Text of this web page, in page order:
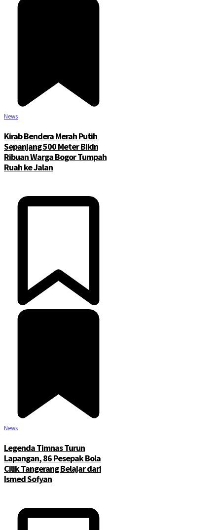
News
Kirab Bendera Merah Putih
Sepanjang 500 Meter Bikin
Ribuan Warga Bogor Tumpah
Ruah ke Jalan
News
Legenda Timnas Turun
Lapangan, 86 Pesepak Bola
Cilik Tangerang Belajar dari
Ismed Sofyan